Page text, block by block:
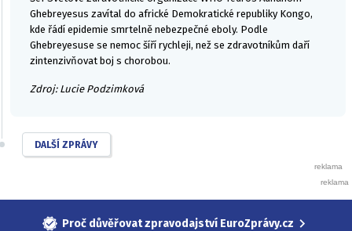
Ghebreyesus zavítal do africké Demokratické republiky Kongo,
kde řádí epidemie smrtelně nebezpečné eboly. Podle
Ghebreyesuse se nemoc šíří rychleji, než se zdravotníkům daří
zintenzivňovat boj s chorobou.
Zdroj: Lucie Podzimková
DALŠÍ ZPRÁVY
Proč důvěřovat zpravodajství EuroZprávy.cz